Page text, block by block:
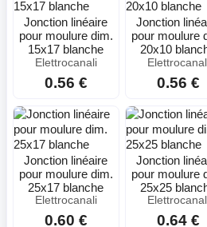
Jonction linéaire
pour moulure dim.
15x17 blanche
Elettrocanali
0.56 €
Jonction
pour moulure
20x10
0.56 €
Jonction linéaire
pour moulure dim.
25x17 blanche
Elettrocanali
0.60 €
Jonction
pour moulure
25x25
0.64 €